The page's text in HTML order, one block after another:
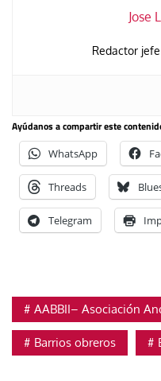
Jose
Redactor
Ayúdanos a compartir este
WhatsApp
Threads
Telegram
AABBII– Asociación
Barrios obreros